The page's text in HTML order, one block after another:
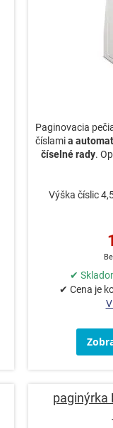
Paginovacia
číslamia
číselné rady.
Výška číslic
✔
✔ Cena je
paginýrka